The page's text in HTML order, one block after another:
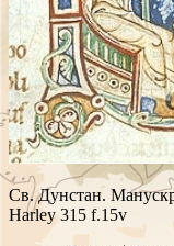
Св. Дунстан.
Harley 315 f.15v